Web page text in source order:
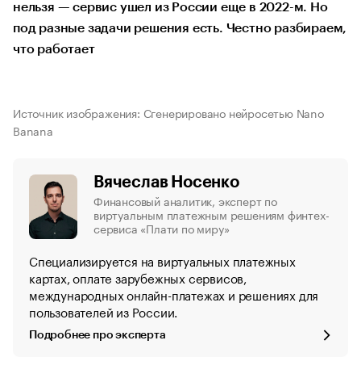
нельзя — сервис ушел из России еще в 2022-м. Но
под разные задачи решения есть. Честно разбираем,
что работает
Источник изображения: Сгенерировано нейросетью Nano
Banana
Вячеслав Носенко
Финансовый аналитик, эксперт по
виртуальным платежным решениям финтех-
сервиса «Плати по миру»
Специализируется на виртуальных платежных
картах, оплате зарубежных сервисов,
международных онлайн-платежах и решениях для
пользователей из России.
Подробнее про эксперта